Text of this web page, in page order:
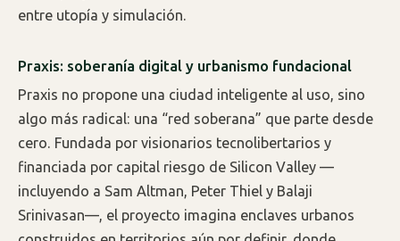
entre utopía y simulación.
Praxis: soberanía digital y urbanismo fundacional
Praxis no propone una ciudad inteligente al uso, sino
algo más radical: una “red soberana” que parte desde
cero. Fundada por visionarios tecnolibertarios y
financiada por capital riesgo de Silicon Valley —
incluyendo a Sam Altman, Peter Thiel y Balaji
Srinivasan—, el proyecto imagina enclaves urbanos